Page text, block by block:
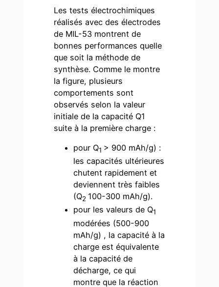
Les tests électrochimiques
réalisés avec des électrodes
de MIL-53 montrent de
bonnes performances quelle
que soit la méthode de
synthèse. Comme le montre
la figure, plusieurs
comportements sont
observés selon la valeur
initiale de la capacité Q1
suite à la première charge :
pour Q1 > 900 mAh/g) :
les capacités ultérieures
chutent rapidement et
deviennent très faibles
(Q2 100-300 mAh/g).
pour les valeurs de Q1
modérées (500-900
mAh/g) , la capacité à la
charge est équivalente
à la capacité de
décharge, ce qui
montre que la réaction